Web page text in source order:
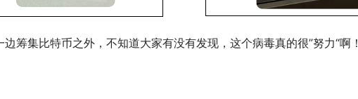
筹集比特币之外，不知道大家有没有发现，这个病毒真的很”努力“啊！